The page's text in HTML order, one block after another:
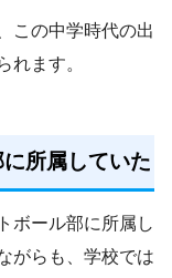
この中学時代の出
れます。
所属していた
ボール部に所属し
がらも、学校では